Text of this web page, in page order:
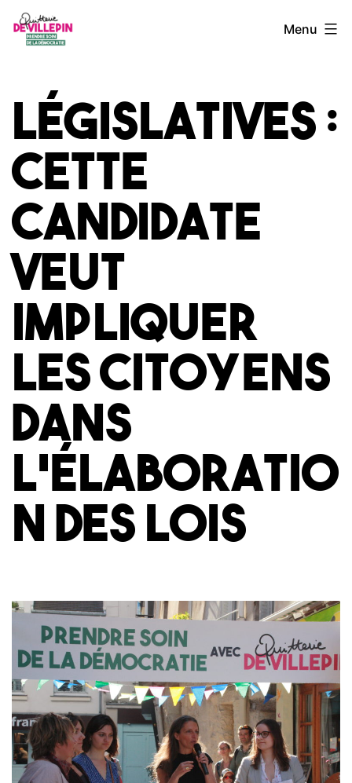
Aller
Quitterie
Menu
Législatives :
cette
candidate
veut
impliquer
les citoyens
dans
l’élaboratio
n des lois